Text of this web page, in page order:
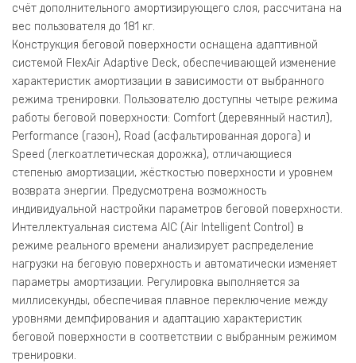
счёт дополнительного амортизирующего слоя, рассчитана на
вес пользователя до 181 кг.
Конструкция беговой поверхности оснащена адаптивной
системой FlexAir Adaptive Deck, обеспечивающей изменение
характеристик амортизации в зависимости от выбранного
режима тренировки. Пользователю доступны четыре режима
работы беговой поверхности: Comfort (деревянный настил),
Performance (газон), Road (асфальтированная дорога) и
Speed (легкоатлетическая дорожка), отличающиеся
степенью амортизации, жёсткостью поверхности и уровнем
возврата энергии. Предусмотрена возможность
индивидуальной настройки параметров беговой поверхности.
Интеллектуальная система AIC (Air Intelligent Control) в
режиме реального времени анализирует распределение
нагрузки на беговую поверхность и автоматически изменяет
параметры амортизации. Регулировка выполняется за
миллисекунды, обеспечивая плавное переключение между
уровнями демпфирования и адаптацию характеристик
беговой поверхности в соответствии с выбранным режимом
тренировки.